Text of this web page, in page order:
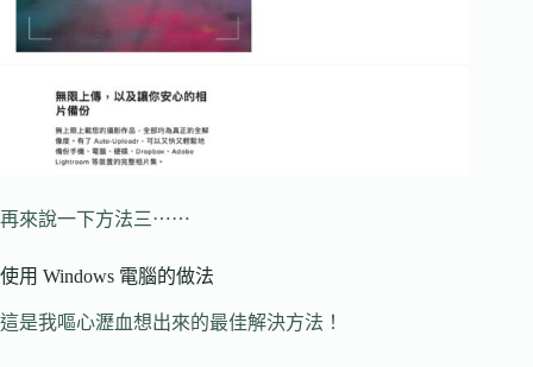
再來說一下方法三⋯⋯
使用 Windows 電腦的做法
這是我嘔心瀝血想出來的最佳解決方法！